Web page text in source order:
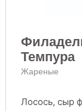
Темпура
Жареные
Лосось, сыр